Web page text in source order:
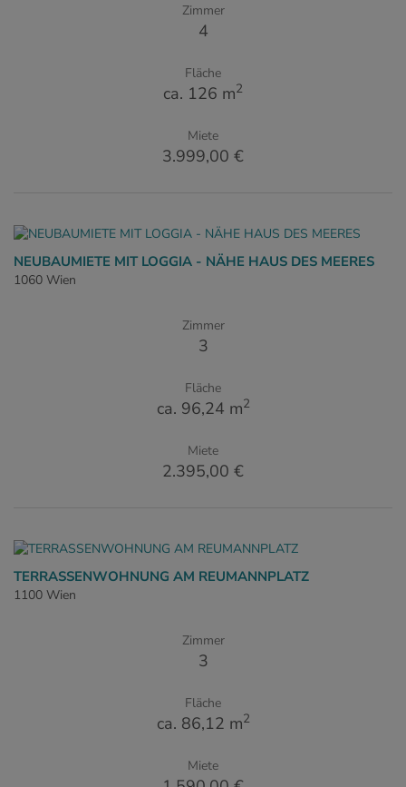
Zimmer
4
Fläche
ca. 126 m2
Miete
3.999,00 €
NEUBAUMIETE MIT LOGGIA - NÄHE HAUS DES MEERES
1060 Wien
Zimmer
3
Fläche
ca. 96,24 m2
Miete
2.395,00 €
TERRASSENWOHNUNG AM REUMANNPLATZ
1100 Wien
Zimmer
3
Fläche
ca. 86,12 m2
Miete